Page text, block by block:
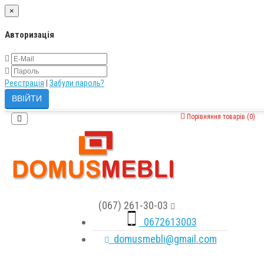
×
Авторизація
Реєстрація Забули пароль?
Порівняння товарів (0)
(067) 261-30-03
0672613003
domusmebli@gmail.com